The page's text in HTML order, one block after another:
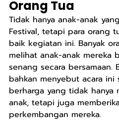
Orang Tua
Tidak hanya anak-anak
Festival, tetapi para orang
baik kegiatan ini. Banyak
melihat anak-anak mereka
senang secara bersamaan.
bahkan menyebut acara ini
berharga yang tidak hanya
anak, tetapi juga
perkembangan mereka.